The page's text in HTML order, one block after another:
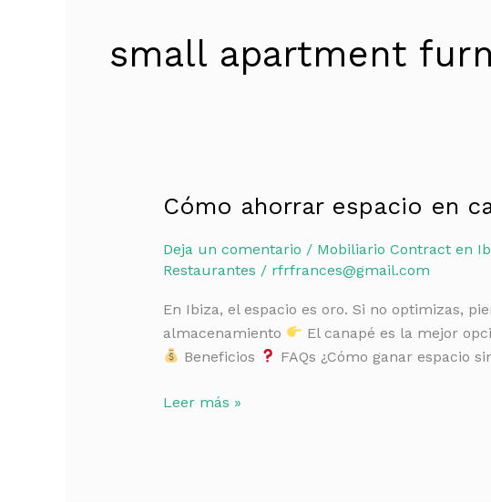
small apartment
Cómo ahorrar espacio en
Deja un comentario / Mobiliario Contract en
Restaurantes / rfrfrances@gmail.com
En Ibiza, el espacio es oro. Si no optimizas,
almacenamiento
El canapé es la mejor
Beneficios
FAQs ¿Cómo ganar espacio
Cómo
espacio
en
Ibiza
(GUÍA
Leer más »